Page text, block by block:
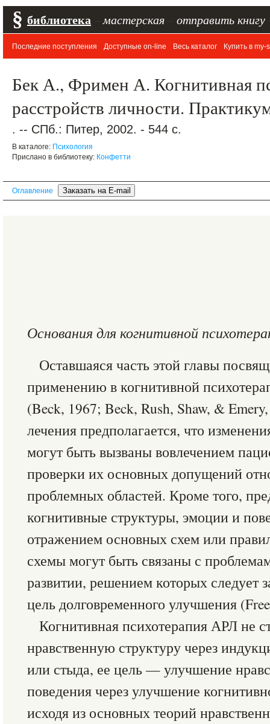
§ библиотека мастерская отправить книгу
Последние поступления Доступные on-line Весь каталог Купить в my-
Бек А., Фримен А. Когнитивная
расстройств личности.
. -- СПб.: Питер, 2002. - 544 с.
В каталоге: Психология
Прислано в библиотеку: Конфетти
Оглавление
Основания для когнитивной
Оставшаяся часть этой главы
применению в когнитивной
(Beck, 1967; Beck, Rush, Shaw, &
лечения предполагается, что
могут быть вызваны вовлечением
проверки их основных допущений
проблемных областей. Кроме того,
когнитивные структуры, эмоции и
отражением основных схем или
схемы могут быть связаны с
развитии, решением которых следует
цель долговременного улучшения
Когнитивная психотерапия АРЛ не
нравственную структуру через
или стыда, ее цель — улучшение
поведения через улучшение
исходя из основных теорий